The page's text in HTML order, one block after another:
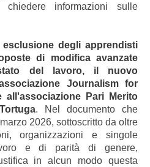
informazioni sulle
esclusione degli apprendisti
di modifica avanzate
del lavoro, il nuovo
Journalism for
all'associazione Pari Merito
. Nel documento che
2026, sottoscritto da oltre
organizzazioni e singole
e di parità di genere,
in alcun modo questa